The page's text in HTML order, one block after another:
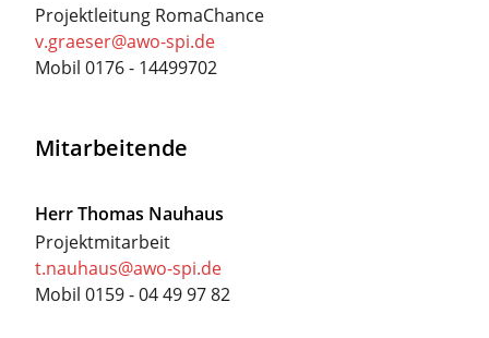
Projektleitung RomaChance
v.graeser@awo-spi.de
Mobil 0176 - 14499702
Mitarbeitende
HerrThomas Nauhaus
Projektmitarbeit
t.nauhaus@awo-spi.de
Mobil 0159 - 04 49 97 82